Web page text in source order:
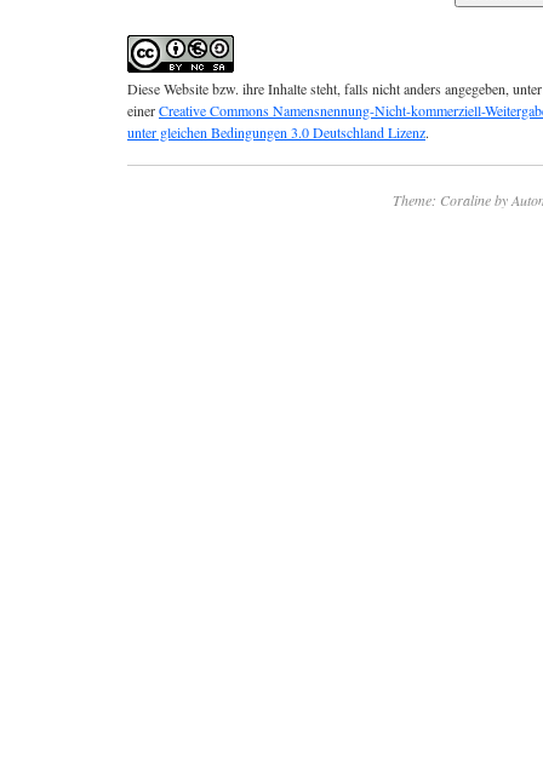
Diese Website bzw. ihre Inhalte steht, falls nicht anders angegeben, unter
einerCreative Commons Namensnennung-Nicht-kommerziell-
unter gleichen Bedingungen 3.0 Deutschland Lizenz.
Theme: Coraline by